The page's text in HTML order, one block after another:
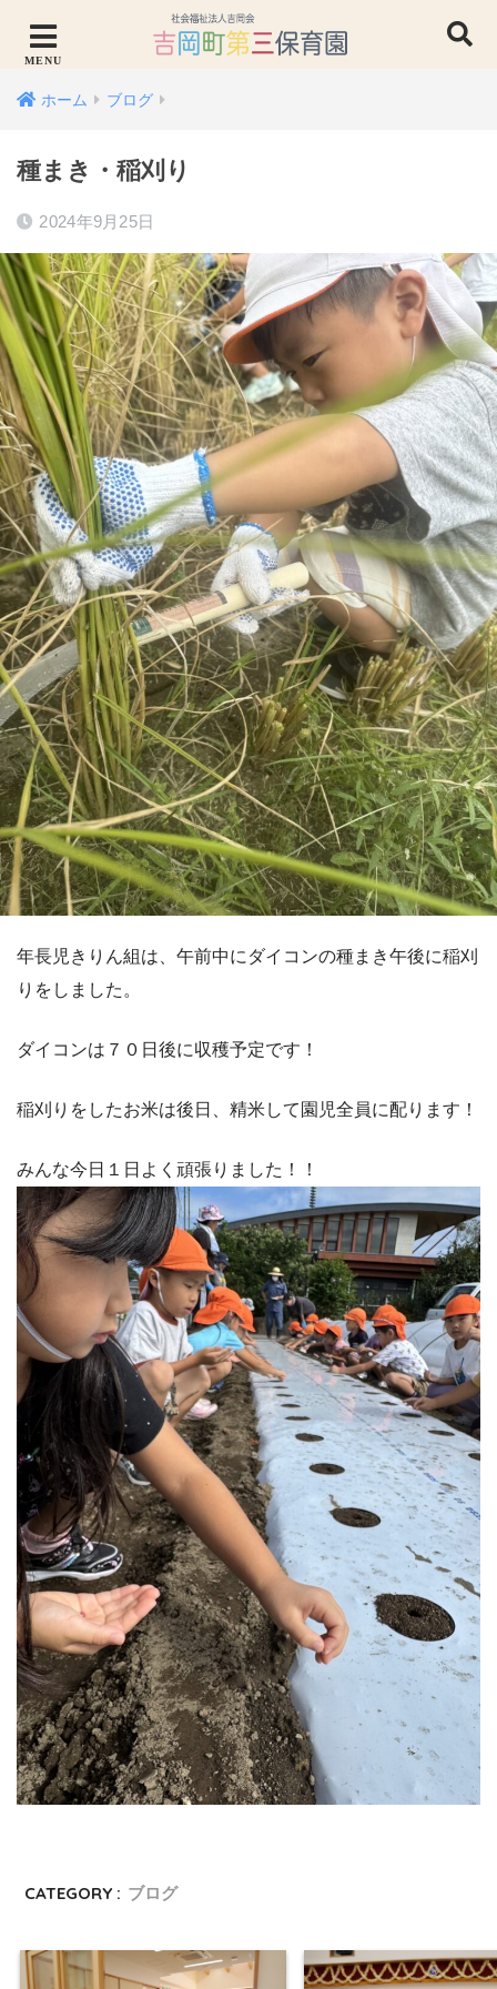
ホーム ブログ
種まき・稲刈り
2024年9月25日
年長児きりん組は、午前中にダイコンの種まき午後に稲刈
りをしました。
ダイコンは７０日後に収穫予定です！
稲刈りをしたお米は後日、精米して園児全員に配ります！
みんな今日１日よく頑張りました！！
CATEGORY : ブログ